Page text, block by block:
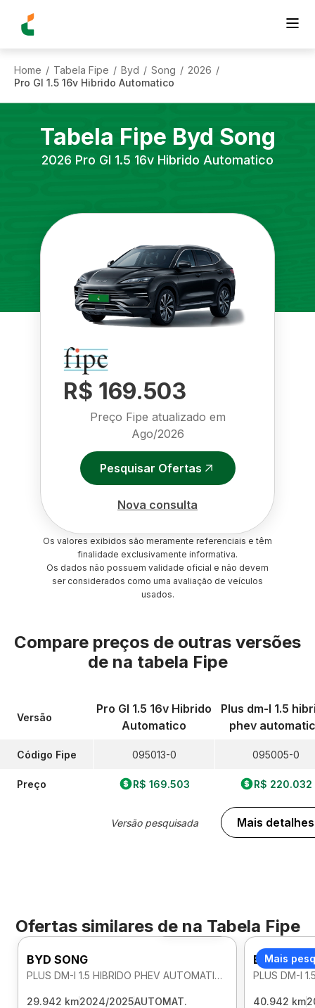
Home / Tabela Fipe / Byd / Song / 2026 /
Pro Gl 1.5 16v Hibrido Automatico
Tabela Fipe Byd Song
2026 Pro Gl 1.5 16v Hibrido Automatico
R$ 169.503
Preço Fipe atualizado em
Ago/2026
Pesquisar Ofertas
Nova consulta
Os valores exibidos são meramente referenciais e têm
finalidade exclusivamente informativa.
Os dados não possuem validade oficial e não devem
ser considerados como uma avaliação de veículos
usados.
Compare preços de outras versões
de na tabela Fipe
Versão
Código Fipe
Preço
Pro Gl 1.5 16v Hibrido
Automatico
095013-0
R$ 169.503
Versão pesquisada
Plus dm-I 1.5
phev
095005-0
R$ 220.032
Mais detalhes
Ofertas similares de na Tabela Fipe
Foto 360º
BYD SONG
PLUS DM-I 1.5 HIBRIDO PHEV AUTOMATICO
29.942 km2024/2025AUTOMAT.
Mais
BYD SONG
40.942 km